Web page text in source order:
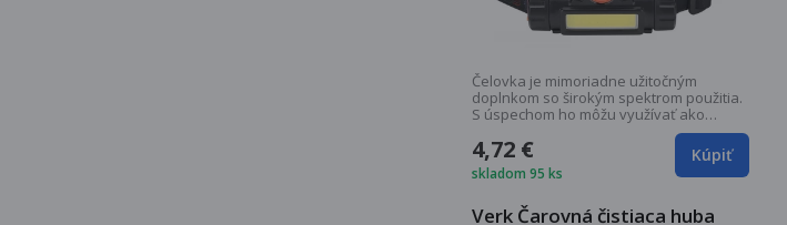
Čelovka je mimoriadne užitočným
doplnkom so širokým spektrom použitia.
S úspechom ho môžu využívať ako
4,72 €
skladom 95 ks
Kúpiť
Verk Čarovná čistiaca huba